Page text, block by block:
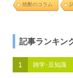
焼酎のコラム
記事ランキン
1 雑学･豆知識